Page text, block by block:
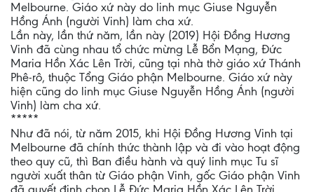
Melbourne. Giáo xứ này do linh mục Giuse Nguyễn
Hồng Ánh (người Vinh) làm cha xứ.
Lần này, lần thứ năm, lần này (2019) Hội Đồng Hương
Vinh đã cùng nhau tổ chức mừng Lễ Bổn Mạng, Đức
Maria Hồn Xác Lên Trời, cũng tại nhà thờ giáo xứ Thánh
Phê-rô, thuộc Tổng Giáo phận Melbourne. Giáo xứ này
hiện cũng do linh mục Giuse Nguyễn Hồng Ánh (người
Vinh) làm cha xứ.
*****
Như đã nói, từ năm 2015, khi Hội Đồng Hương Vinh tại
Melbourne đã chính thức thành lập và đi vào hoạt động
theo quy cũ, thì Ban điều hành và quý linh mục Tu sĩ
người xuất thân từ Giáo phận Vinh, gốc Giáo phận Vinh
đã quyết định chọn Lễ Đức Maria Hồn Xác Lên Trời